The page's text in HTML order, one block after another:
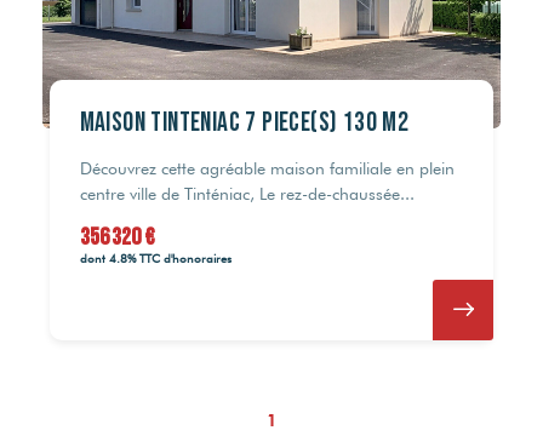
© Maison Rouge 2026
Maison Tinteniac 7 pièce(s) 130 m2
Découvrez cette agréable maison familiale en plein
centre ville de Tinténiac, Le rez-de-chaussée...
356 320 €
dont 4.8% TTC d'honoraires
1